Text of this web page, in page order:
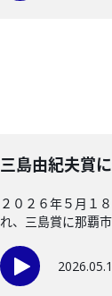
三島由紀夫賞
２０２６年５月１
れ、三島賞に那覇